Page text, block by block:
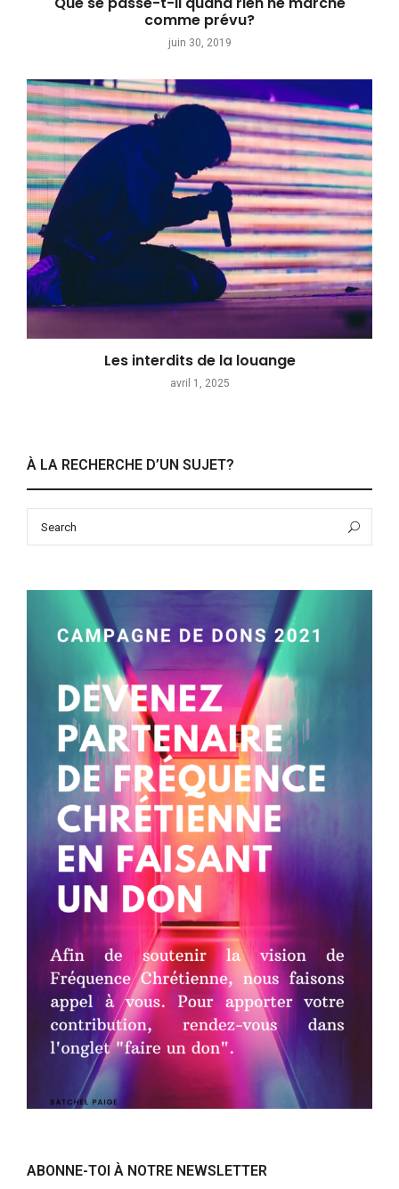
comme prévu?
juin 30, 2019
Les interdits de la louange
avril 1, 2025
À LA RECHERCHE D’UN SUJET?
ABONNE-TOI À NOTRE NEWSLETTER